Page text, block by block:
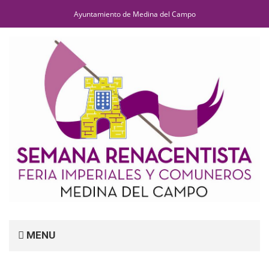
Ayuntamiento de Medina del Campo
MENU